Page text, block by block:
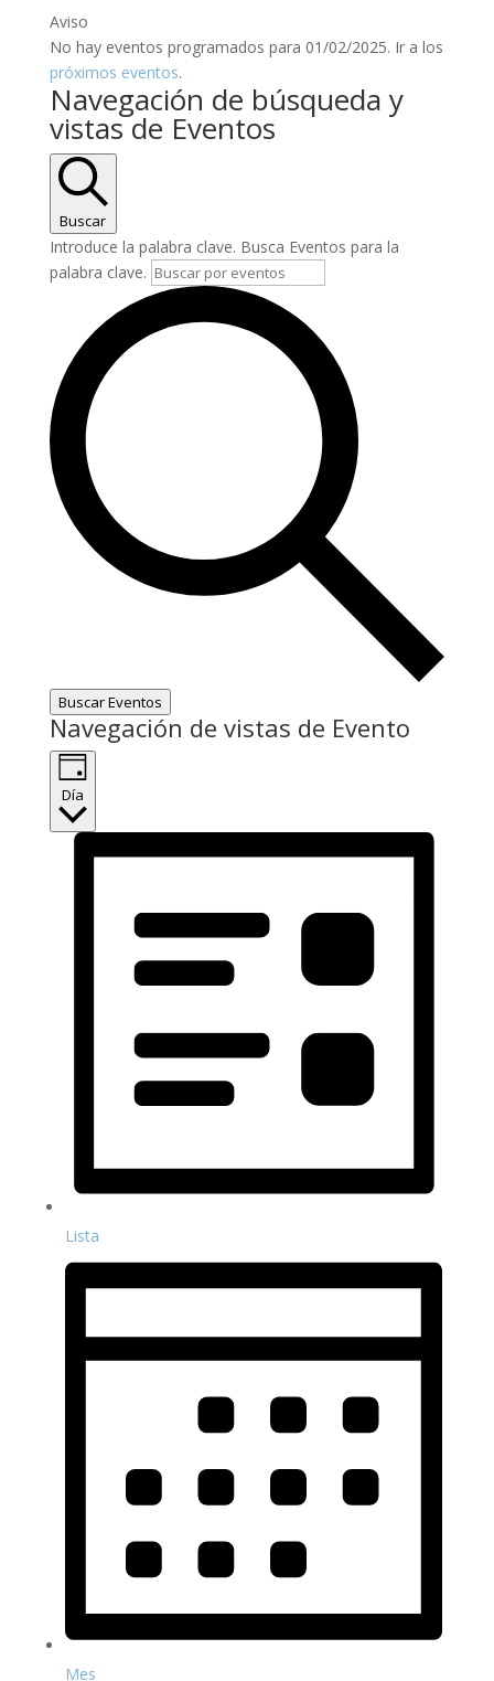
Aviso
No hay eventos programados para 01/02/2025. Ir a los
próximos eventos.
Navegación de búsqueda y
vistas de Eventos
Buscar
Introduce la palabra clave. Busca Eventos para la
palabra clave.
Buscar Eventos
Navegación de vistas de Evento
Día
Lista
Mes